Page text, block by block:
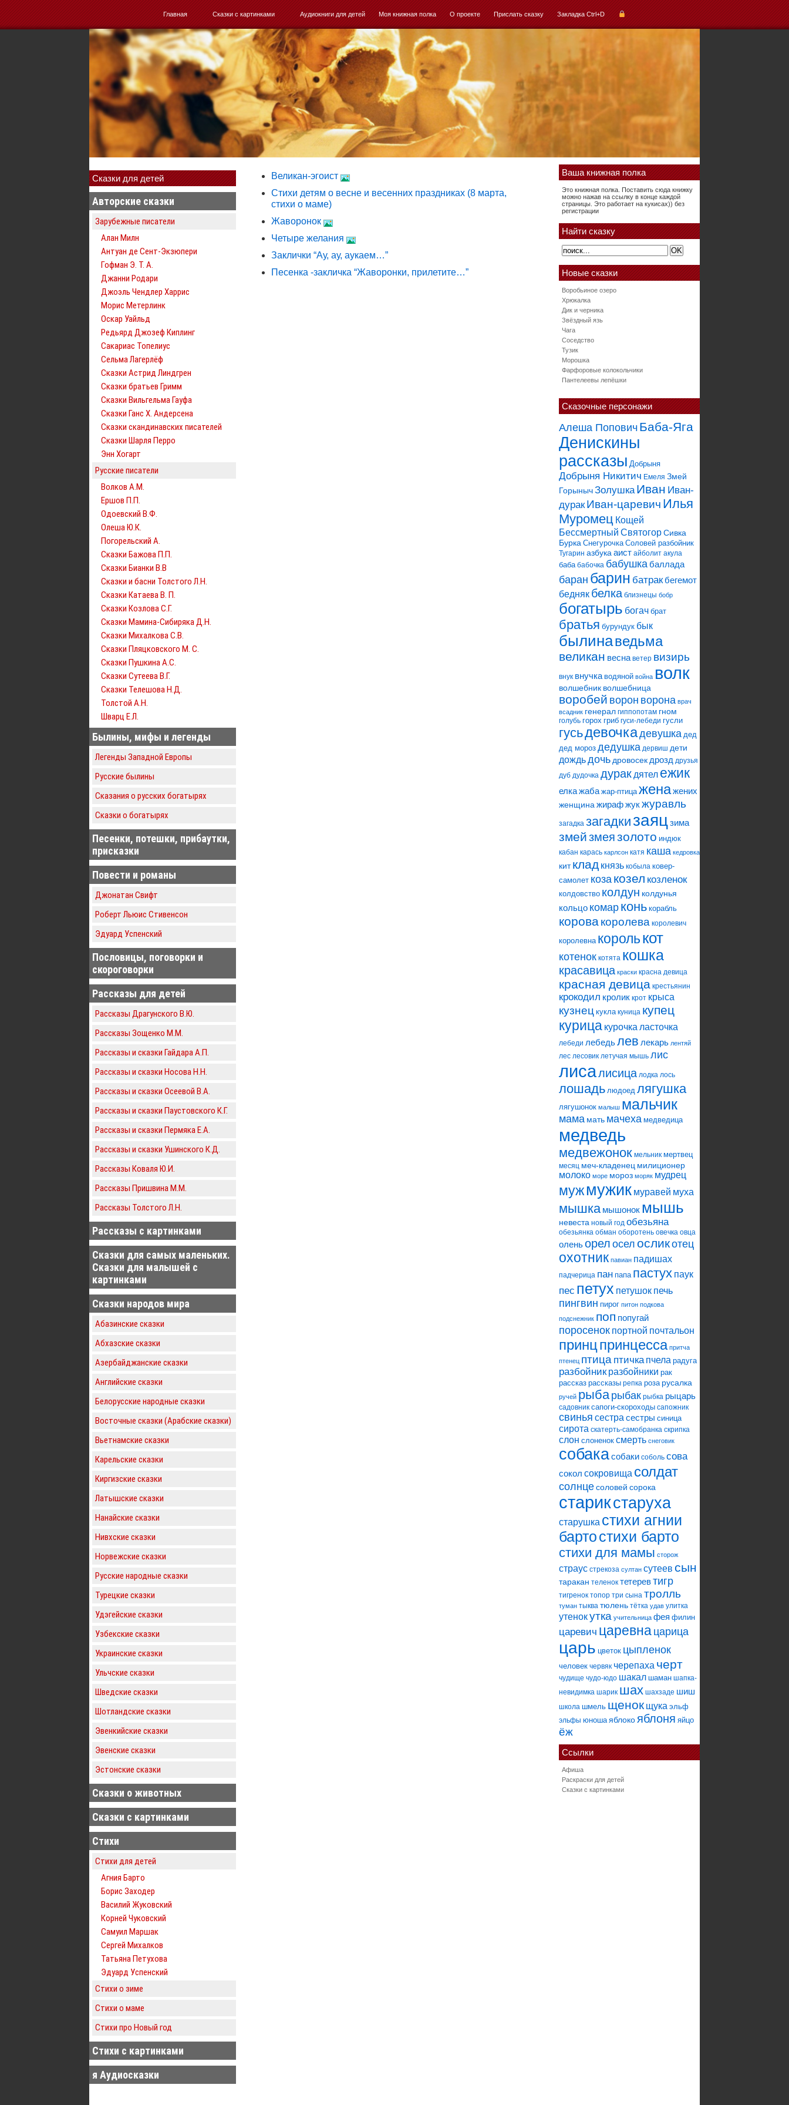
Главная Сказки с картинками Аудиокниги для детей Моя книжная полка О проекте Прислать сказку Закладка Ctrl+D
Сказки для детей
Авторские сказки
Зарубежные писатели
Алан Милн
Антуан де Сент-Экзюпери
Гофман Э. Т. А.
Джанни Родари
Джоэль Чендлер Харрис
Морис Метерлинк
Оскар Уайльд
Редьярд Джозеф Киплинг
Сакариас Топелиус
Сельма Лагерлёф
Сказки Астрид Линдгрен
Сказки братьев Гримм
Сказки Вильгельма Гауфа
Сказки Ганс Х. Андерсена
Сказки скандинавских писателей
Сказки Шарля Перро
Энн Хогарт
Русские писатели
Волков А.М.
Ершов П.П.
Одоевский В.Ф.
Олеша Ю.К.
Погорельский А.
Сказки Бажова П.П.
Сказки Бианки В.В
Сказки и басни Толстого Л.Н.
Сказки Катаева В. П.
Сказки Козлова С.Г.
Сказки Мамина-Сибиряка Д.Н.
Сказки Михалкова С.В.
Сказки Пляцковского М. С.
Сказки Пушкина А.С.
Сказки Сутеева В.Г.
Сказки Телешова Н.Д.
Толстой А.Н.
Шварц Е.Л.
Былины, мифы и легенды
Легенды Западной Европы
Русские былины
Сказания о русских богатырях
Сказки о богатырях
Песенки, потешки, прибаутки,
присказки
Повести и романы
Джонатан Свифт
Роберт Льюис Стивенсон
Эдуард Успенский
Пословицы, поговорки и
скороговорки
Рассказы для детей
Рассказы Драгунского В.Ю.
Рассказы Зощенко М.М.
Рассказы и сказки Гайдара А.П.
Рассказы и сказки Носова Н.Н.
Рассказы и сказки Осеевой В.А.
Рассказы и сказки Паустовского К.Г.
Рассказы и сказки Пермяка Е.А.
Рассказы и сказки Ушинского К.Д.
Рассказы Коваля Ю.И.
Рассказы Пришвина М.М.
Рассказы Толстого Л.Н.
Рассказы с картинками
Сказки для самых маленьких.
Сказки для малышей с
картинками
Сказки народов мира
Абазинские сказки
Абхазские сказки
Азербайджанские сказки
Английские сказки
Белорусские народные сказки
Восточные сказки (Арабские сказки)
Вьетнамские сказки
Карельские сказки
Киргизские сказки
Латышские сказки
Нанайские сказки
Нивхские сказки
Норвежские сказки
Русские народные сказки
Турецкие сказки
Удэгейские сказки
Узбекские сказки
Украинские сказки
Ульчские сказки
Шведские сказки
Шотландские сказки
Эвенкийские сказки
Эвенские сказки
Эстонские сказки
Сказки о животных
Сказки с картинками
Стихи
Стихи для детей
Агния Барто
Борис Заходер
Василий Жуковский
Корней Чуковский
Самуил Маршак
Сергей Михалков
Татьяна Петухова
Эдуард Успенский
Стихи о зиме
Стихи о маме
Стихи про Новый год
Стихи с картинками
я Аудиосказки
Великан-эгоист
Стихи детям о весне и весенних праздниках (8 марта,
стихи о маме)
Жаворонок
Четыре желания
Заклички “Ау, ау, аукаем…”
Песенка -закличка “Жаворонки, прилетите…”
Ваша книжная полка
Это книжная полка. Поставить сюда книжку
можно нажав на ссылку в конце каждой
страницы. Это работает на кукисах)) без
регистрации
Найти сказку
Новые сказки
Воробьиное озеро
Хрюкалка
Дик и черника
Звёздный язь
Чага
Соседство
Тузик
Морошка
Фарфоровые колокольчики
Пантелеевы лепёшки
Сказочные персонажи
Алеша Попович Баба-Яга
Денискины
рассказы Добрыня
Добрыня Никитич Емеля Змей
ГорынычЗолушка Иван Иван-
дурак Иван-царевич Илья
Муромец Кощей
Бессмертный СвятогорСивка
Бурка Снегурочка Соловей разбойник
Тугарин азбука аист айболит акула
баба бабочка бабушкабаллада
баран барин батракбегемот
бедняк белка близнецы бобр
богатырь богач брат
братья бурундук бык
былинаведьма
великан весна ветер визирь
внук внучка водяной война волк
волшебник волшебница
воробей ворон ворона врач
всадник генерал гиппопотам гном
голубь горох гриб гуси-лебеди гусли
гусьдевочкадевушка дед
дед мороз дедушка дервиш дети
дождьдочь дровосек дрозд друзья
дуб дудочка дурак дятел ежик
елкажаба жар-птица женажених
женщина жирафжукжуравль
загадка загадкизаяцзима
змейзмеязолото индюк
кабан карась карлсон катя каша кедровка
кит клад князь кобыла ковер-
самолет козакозел козленок
колдовство колдун колдунья
кольцо комар конь корабль
коровакоролева королевич
королевна королькот
котенок котята кошка
красавица краски красна девица
красная девица крестьянин
крокодил кролик крот крыса
кузнец кукла куница купец
курица курочка ласточка
лебеди лебедьлев лекарь лентяй
лес лесовик летучая мышь лис
лисалисица лодка лось
лошадь людоед лягушка
лягушонок малыш мальчик
мама мать мачеха медведица
медведь
медвежонок мельник мертвец
месяц меч-кладенец милиционер
молоко море мороз моряк мудрец
мужмужик муравей муха
мышка мышонок мышь
невеста новый год обезьяна
обезьянка обман оборотень овечка овца
оленьорелоселосликотец
охотник павиан падишах
падчерица пан папа пастух паук
пес петух петушок печь
пингвин пирог питон подкова
подснежник поп попугай
поросенок портной почтальон
принцпринцесса притча
птенец птица птичка пчела радуга
разбойник разбойники рак
рассказ рассказы репка роза русалка
ручей рыбарыбак рыбка рыцарь
садовник сапоги-скороходы сапожник
свинья сестра сестры синица
сирота скатерть-самобранка скрипка
слон слоненок смерть снеговик
собакасобаки соболь сова
сокол сокровища солдат
солнцесоловей сорока
старикстаруха
старушка стихи агнии
бартостихи барто
стихи для мамы сторож
страус стрекоза султан сутеев сын
таракан теленок тетеревтигр
тигренок топор три сына тролль
туман тыква тюлень тётка удав улитка
утенокутка учительница фея филин
царевич царевна царица
царь цветок цыпленок
человек червяк черепаха черт
чудище чудо-юдо шакал шаман шапка-
невидимка шарик шах шахзаде шиш
школа шмель щенок щука эльф
эльфы юноша яблоко яблоня яйцо
ёж
Ссылки
Афиша
Раскраски для детей
Сказки с картинками